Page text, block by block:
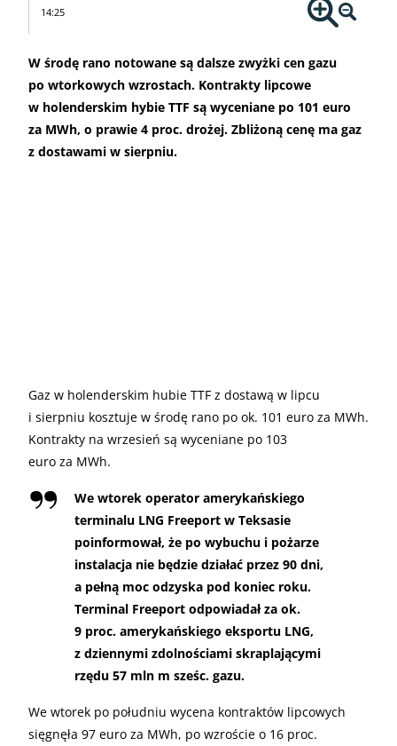
14:25
W środę rano notowane są dalsze zwyżki cen gazu
po wtorkowych wzrostach. Kontrakty lipcowe
w holenderskim hybie TTF są wyceniane po 101 euro
za MWh, o prawie 4 proc. drożej. Zbliżoną cenę ma gaz
z dostawami w sierpniu.
Gaz w holenderskim hubie TTF z dostawą w lipcu
i sierpniu kosztuje w środę rano po ok. 101 euro za MWh.
Kontrakty na wrzesień są wyceniane po 103
euro za MWh.
We wtorek operator amerykańskiego
terminalu LNG Freeport w Teksasie
poinformował, że po wybuchu i pożarze
instalacja nie będzie działać przez 90 dni,
a pełną moc odzyska pod koniec roku.
Terminal Freeport odpowiadał za ok.
9 proc. amerykańskiego eksportu LNG,
z dziennymi zdolnościami skraplającymi
rzędu 57 mln m sześc. gazu.
We wtorek po południu wycena kontraktów lipcowych
sięgnęła 97 euro za MWh, po wzroście o 16 proc.